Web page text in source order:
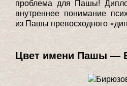
проблема для Пашы!
внутреннее понимание
из Пашы превосходного
Цвет имени Пашы —